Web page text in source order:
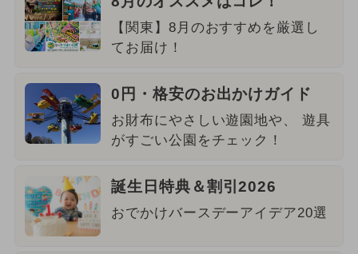
【関東】8月のおすすめを厳選し
てお届け！
0円・格安のお出かけガイド
お財布にやさしい遊園地や、 遊具
がすごい公園をチェック！
誕生日特典＆割引2026
おでかけバースデーアイデア20選